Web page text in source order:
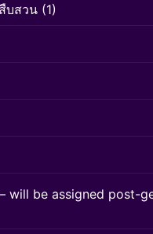
บสวน (1)
will be assigned post-